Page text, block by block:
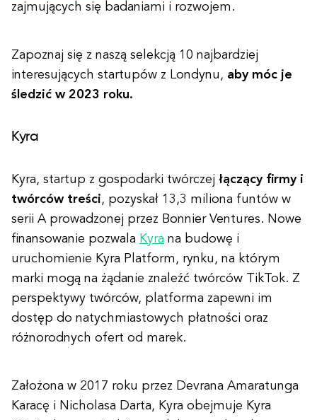
zajmujących się badaniami i rozwojem.
Zapoznaj się z naszą selekcją 10 najbardziej
interesujących startupów z Londynu, aby móc je
śledzić w 2023 roku.
Kyra
Kyra, startup z gospodarki twórczej łączący firmy i
twórców treści, pozyskał 13,3 miliona funtów w
serii A prowadzonej przez Bonnier Ventures. Nowe
finansowanie pozwala Kyra na budowę i
uruchomienie Kyra Platform, rynku, na którym
marki mogą na żądanie znaleźć twórców TikTok. Z
perspektywy twórców, platforma zapewni im
dostęp do natychmiastowych płatności oraz
różnorodnych ofert od marek.
Założona w 2017 roku przez Devrana Amaratunga
Karacę i Nicholasa Darta, Kyra obejmuje Kyra